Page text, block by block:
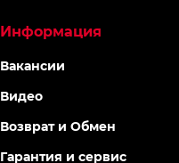
-5% ОНЛАЙН